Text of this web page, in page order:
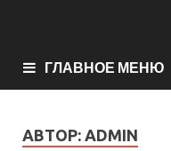
ГЛАВНОЕ МЕНЮ
АВТОР: ADMIN